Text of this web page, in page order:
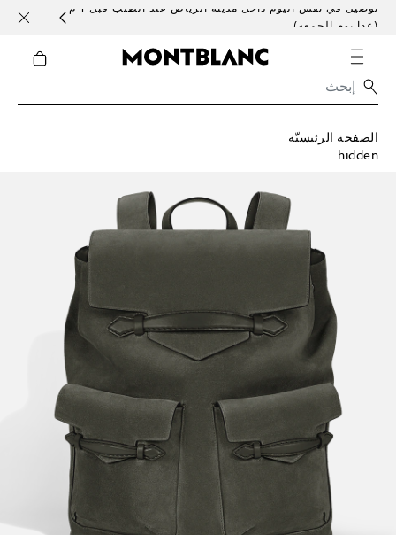
توصيل في نفس اليوم داخل مدينة الرياض عند الطلب قبل 1 م
(عدا يوم الجمعه)
الصفحة الرئيسيّة
hidden